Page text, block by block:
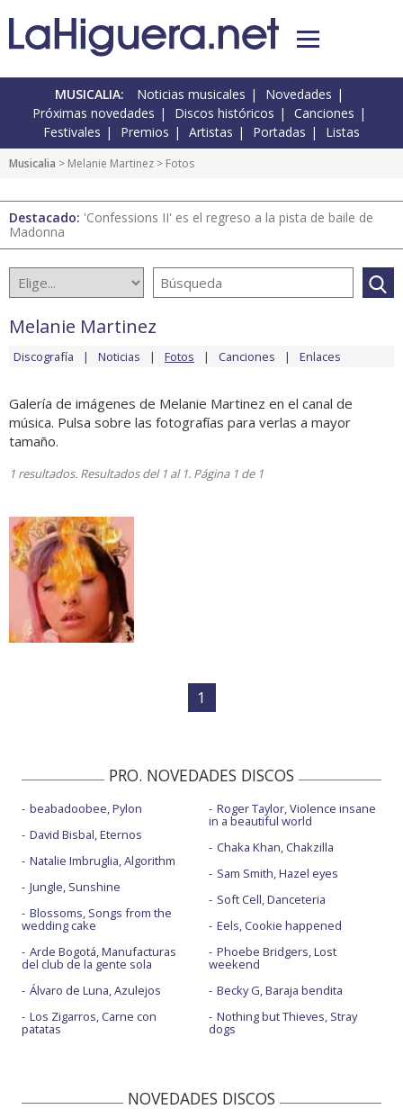
MUSICALIA: Noticias musicales
Novedades
Próximas novedades
Discos históricos
Canciones
Festivales
Premios Artistas Portadas Listas
Musicalia > Melanie Martinez > Fotos
Destacado: 'Confessions II' es el regreso a la pista de baile de
Madonna
Melanie Martinez
Discografía Noticias Fotos Canciones Enlaces
Galería de imágenes de Melanie Martinez en el canal de
música. Pulsa sobre las fotografías para verlas a mayor
tamaño.
1 resultados. Resultados del 1 al 1. Página 1 de 1
1
PRO. NOVEDADES DISCOS
beabadoobee, Pylon
David Bisbal, Eternos
Natalie Imbruglia, Algorithm
Jungle, Sunshine
Blossoms, Songs from the
wedding cake
Arde Bogotá, Manufacturas
del club de la gente sola
Álvaro de Luna, Azulejos
Los Zigarros, Carne con
patatas
Roger Taylor, Violence insane
in a beautiful world
Chaka Khan, Chakzilla
Sam Smith, Hazel eyes
Soft Cell, Danceteria
Eels, Cookie happened
Phoebe Bridgers, Lost
weekend
Becky G, Baraja bendita
Nothing but Thieves, Stray
dogs
NOVEDADES DISCOS